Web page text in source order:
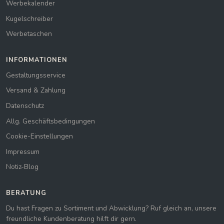
Werbekalender
Kugelschreiber
Werbetaschen
INFORMATIONEN
Gestaltungsservice
Versand & Zahlung
Datenschutz
Allg. Geschäftsbedingungen
Cookie-Einstellungen
Impressum
Notiz-Blog
BERATUNG
Du hast Fragen zu Sortiment und Abwicklung? Ruf gleich an, unsere
freundliche Kundenberatung hilft dir gern.